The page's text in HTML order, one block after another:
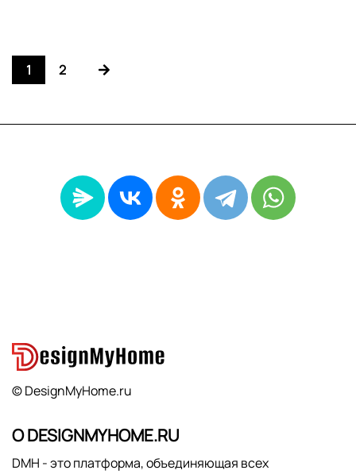
1 2
© DesignMyHome.ru
О DESIGNMYHOME.RU
DMH - это платформа, объединяющая всех